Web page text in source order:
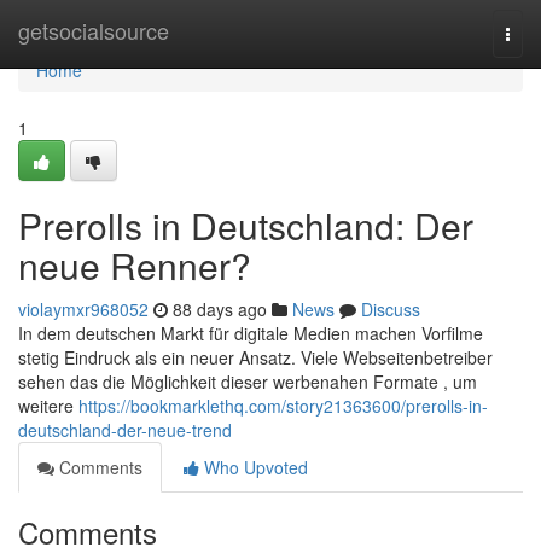
getsocialsource
Home
Home
1
Prerolls in Deutschland: Der
neue Renner?
violaymxr968052 88 days ago News
Discuss
In dem deutschen Markt für digitale Medien machen Vorfilme
stetig Eindruck als ein neuer Ansatz. Viele Webseitenbetreiber
sehen das die Möglichkeit dieser werbenahen Formate , um
weitere https://bookmarklethq.com/story21363600/prerolls-in-
deutschland-der-neue-trend
Comments
Who Upvoted
Comments